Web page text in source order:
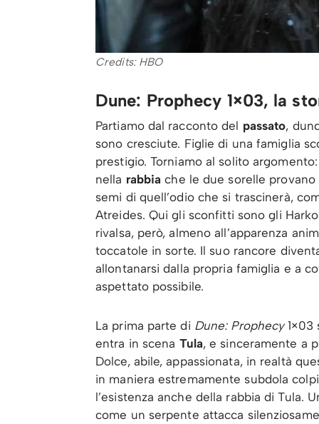
Credits: HBO
Dune: Prophecy 1×03, la
Partiamo dal racconto del passato,
sono cresciute. Figlie di una famiglia
prestigio. Torniamo al solito
nella rabbia che le due sorelle
semi di quell’odio che si trascinerà,
Atreides. Qui gli sconfitti sono gli
rivalsa, però, almeno all’apparenza
toccatole in sorte. Il suo rancore
allontanarsi dalla propria famiglia e a
aspettato possibile.
La prima parte di Dune: Prophecy1×03
entra in scena Tula, e sinceramente a
Dolce, abile, appassionata, in realtà
in maniera estremamente subdola
l’esistenza anche della rabbia di Tula.
come un serpente attacca